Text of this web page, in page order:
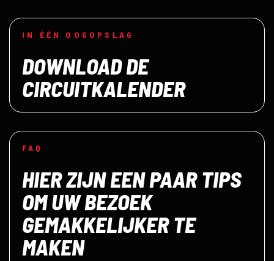
IN ÉÉN OOGOPSLAG
DOWNLOAD DE
CIRCUITKALENDER
FAQ
HIER ZIJN EEN PAAR TIPS
OM UW BEZOEK
GEMAKKELIJKER TE
MAKEN